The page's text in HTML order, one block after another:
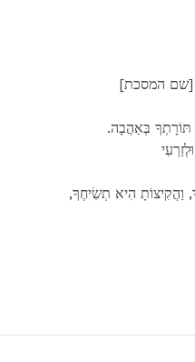
[שם המסכת
תּוֹרָתְךָ בְּאַהֲבָה
וַהֲקִיצוֹתָ הִיא תְשִׂיחֶךָ